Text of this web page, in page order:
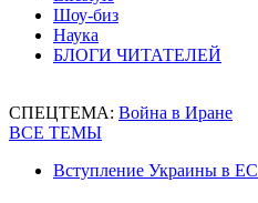
Шоу-биз
Наука
БЛОГИ ЧИТАТЕЛЕЙ
СПЕЦТЕМА: Война в Иране
ВСЕ ТЕМЫ
Вступление Украины в ЕС